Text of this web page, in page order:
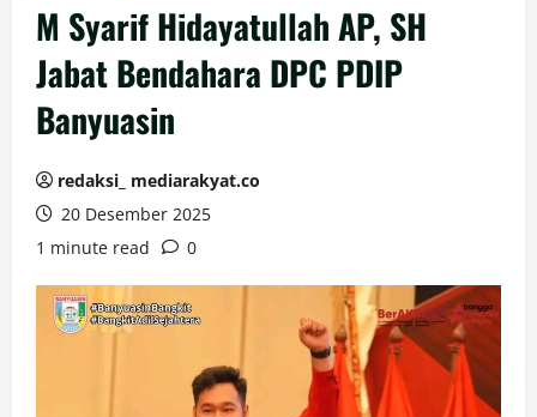
M Syarif Hidayatullah AP, SH
Jabat Bendahara DPC PDIP
Banyuasin
redaksi_ mediarakyat.co
20 Desember 2025
1 minute read
0